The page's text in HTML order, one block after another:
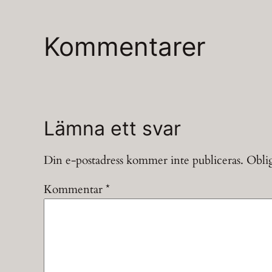
Kommentarer
Lämna ett svar
Din e-postadress kommer inte publiceras.
Kommentar*